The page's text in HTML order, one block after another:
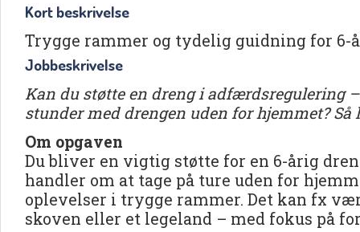
Kort beskrivelse
Trygge rammer og tydelig guidning for 6-
Jobbeskrivelse
Kan du støtte en dreng i adfærdsregulering
stunder med drengen uden for hjemmet? Så
Om opgaven
Du bliver en vigtig støtte for en 6-årig
handler om at tage på ture uden for
oplevelser i trygge rammer. Det kan fx
skoven eller et legeland – med fokus på